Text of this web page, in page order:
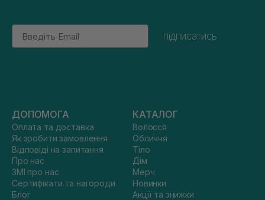
Email
підписатись
ДОПОМОГА
Оплата та доставка
Як зробити замовлення
Відповіді на запитання
Про нас
ЗМІ про нас
Сертифікати та нагороди
Блог
КАТАЛОГ
Волосся
Обличчя
Тіло
Дім
Мерч
Новинки
Акції та знижки